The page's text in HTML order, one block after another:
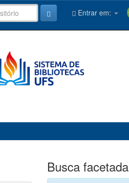
Entrar em:
Busca facetada